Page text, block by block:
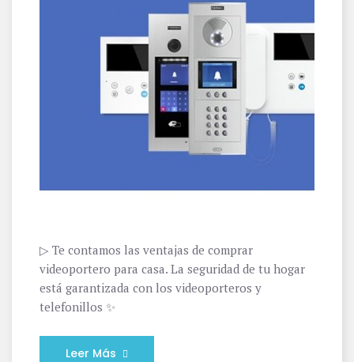
▷ Te contamos las ventajas de comprar
videoportero para casa. La seguridad de tu hogar
está garantizada con los videoporteros y
telefonillos ✨
Leer Más